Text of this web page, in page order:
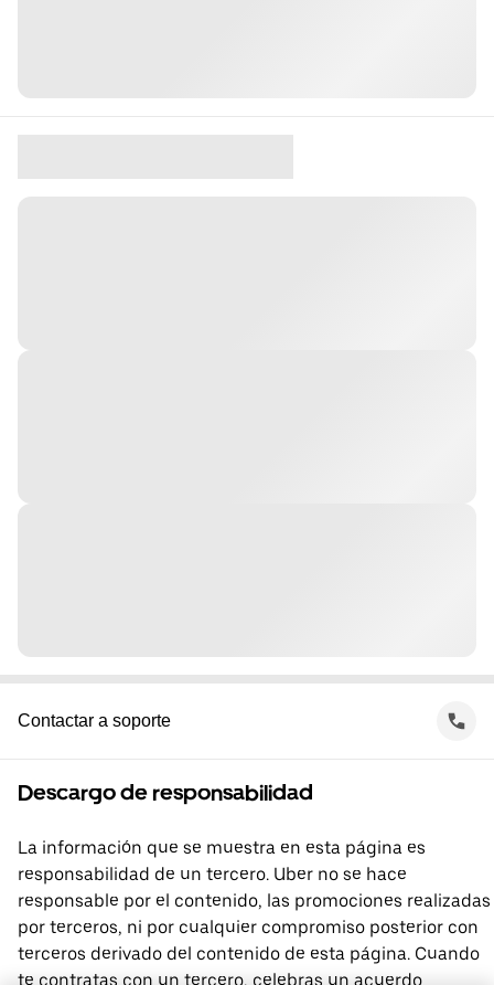
Contactar a soporte
Descargo de responsabilidad
La información que se muestra en esta página es
responsabilidad de un tercero. Uber no se hace
responsable por el contenido, las promociones realizadas
por terceros, ni por cualquier compromiso posterior con
terceros derivado del contenido de esta página. Cuando
te contratas con un tercero, celebras un acuerdo